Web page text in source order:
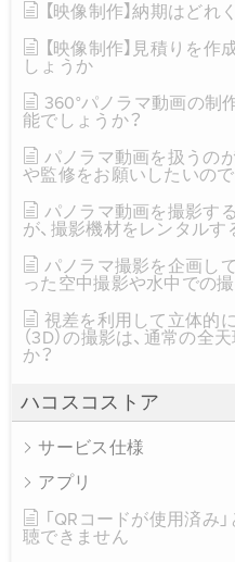
【映像制作】納期はどれ
【映像制作】見積りを
しょうか
360°パノラマ動画の制
能でしょうか？
パノラマ動画を扱うの
や監修をお願いしたいので
パノラマ動画を撮影す
が、撮影機材をレンタル
パノラマ撮影を企画し
った空中撮影や水中での
視差を利用して立体的
（3D）の撮影は、通常の
か？
ハコスコストア
サービス仕様
アプリ
「QRコードが使用済み
聴できません